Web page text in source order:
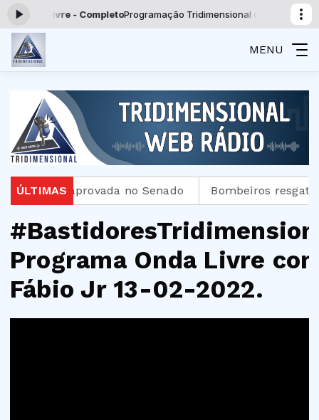
Hora livre - CompletoProgramação Tridimensional com
MENU
ÚLTIMAS
é aprovada no Senado Bombeiros resgatam
Programa Onda Livre
Fábio Jr 13-02-2022.